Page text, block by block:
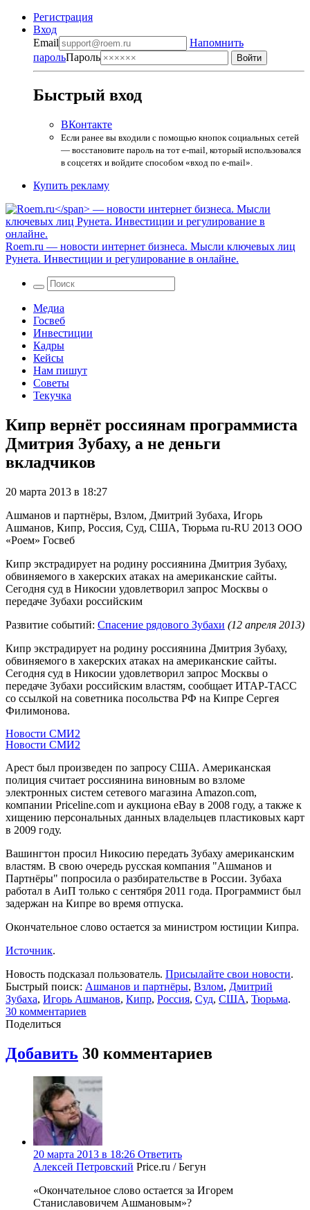
Регистрация
Вход
Email
Напомнить
парольПароль
Быстрый вход
ВКонтакте
Если ранее вы входили с помощью кнопок социальных сетей
— восстановите пароль на тот e-mail, который использовался
в соцсетях и войдите способом «вход по e-mail».
Купить рекламу
Roem.ru — новости интернет бизнеса. Мысли ключевых лиц
Рунета. Инвестиции и регулирование в онлайне.
Медиа
Госвеб
Инвестиции
Кадры
Кейсы
Нам пишут
Советы
Текучка
Кипр вернёт россиянам программиста
Дмитрия Зубаху, а не деньги
вкладчиков
20 марта 2013 в 18:27
Ашманов и партнёры, Взлом, Дмитрий Зубаха, Игорь
Ашманов, Кипр, Россия, Суд, США, Тюрьма ru-RU 2013 ООО
«Роем» Госвеб
Кипр экстрадирует на родину россиянина Дмитрия Зубаху,
обвиняемого в хакерских атаках на американские сайты.
Сегодня суд в Никосии удовлетворил запрос Москвы о
передаче Зубахи российским
Развитие событий: Спасение рядового Зубахи (12 апреля 2013)
Кипр экстрадирует на родину россиянина Дмитрия Зубаху,
обвиняемого в хакерских атаках на американские сайты.
Сегодня суд в Никосии удовлетворил запрос Москвы о
передаче Зубахи российским властям, сообщает ИТАР-ТАСС
со ссылкой на советника посольства РФ на Кипре Сергея
Филимонова.
Новости СМИ2
Новости СМИ2
Арест был произведен по запросу США. Американская
полиция считает россиянина виновным во взломе
электронных систем сетевого магазина Amazon.com,
компании Priceline.com и аукциона eBay в 2008 году, а также к
хищению персональных данных владельцев пластиковых карт
в 2009 году.
Вашингтон просил Никосию передать Зубаху американским
властям. В свою очередь русская компания "Ашманов и
Партнёры" попросила о разбирательстве в России. Зубаха
работал в АиП только с сентября 2011 года. Программист был
задержан на Кипре во время отпуска.
Окончательное слово остается за министром юстиции Кипра.
Источник.
Новость подсказал пользователь. Присылайте свои новости.
Быстрый поиск: Ашманов и партнёры, Взлом, Дмитрий
Зубаха, Игорь Ашманов, Кипр, Россия, Суд, США, Тюрьма.
30 комментариев
Поделиться
Добавить 30 комментариев
20 марта 2013 в 18:26 Ответить
Алексей Петровский Price.ru / Бегун
«Окончательное слово остается за Игорем
Станиславовичем Ашмановым»?